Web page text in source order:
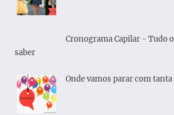
Cronograma Capilar - Tudo
saber
Onde vamos parar com